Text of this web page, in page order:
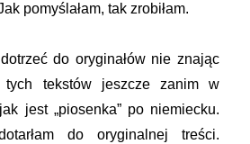
pomyślałam, tak zrobiłam.
do oryginałów nie znając
tych tekstów jeszcze zanim w
jest „piosenka” po niemiecku.
do oryginalnej treści.